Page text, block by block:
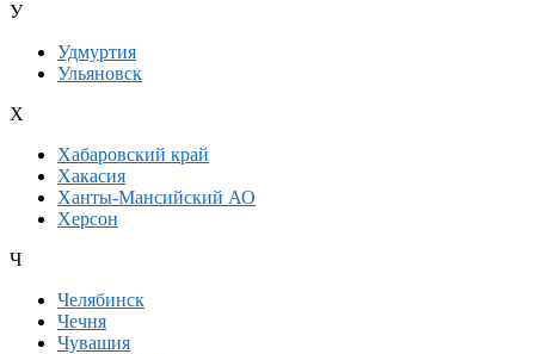
У
Удмуртия
Ульяновск
Х
Хабаровский край
Хакасия
Ханты-Мансийский АО
Херсон
Ч
Челябинск
Чечня
Чувашия